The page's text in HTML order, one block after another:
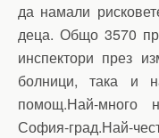
да намали
деца. Общо 3570
инспектори през
болници, така и
помощ.Най-много
София-град.Най-